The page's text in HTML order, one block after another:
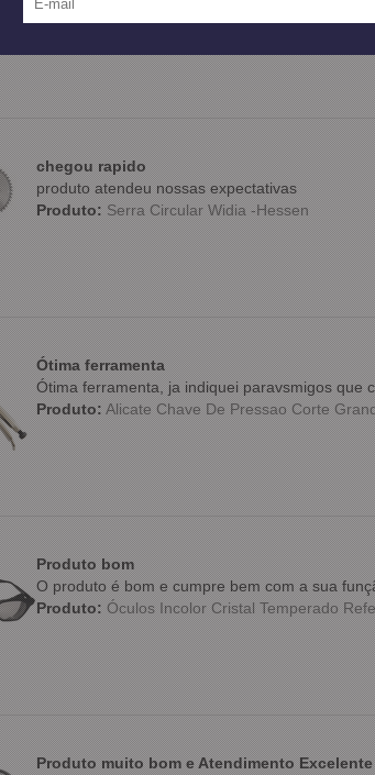
Produto:
chegou rapido
produto atendeu nossas expectativas
Produto:Serra Circular Widia -Hessen
Ótima ferramenta
Ótima ferramenta, ja indiquei paravsmigos que
Produto:Alicate Chave De Pressao Corte
Produto bom
O produto é bom e cumpre bem com a sua
Produto:Óculos Incolor Cristal Temperado
Produto muito bom e Atendimento Excelente